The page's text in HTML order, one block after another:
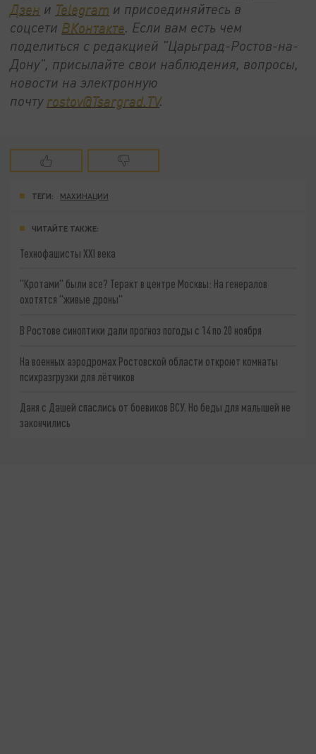
Дзен и Telegram и присоединяйтесь в
соцсети ВКонтакте. Если вам есть чем
поделиться с редакцией "Царьград-Ростов-на-
Дону", присылайте свои наблюдения, вопросы,
новости на электронную
почту rostov@Tsargrad.ТV.
ТЕГИ: МАХИНАЦИИ
ЧИТАЙТЕ ТАКЖЕ:
Технофашисты XXI века
"Кротами" были все? Теракт в центре Москвы: На генералов
охотятся "живые дроны"
В Ростове синоптики дали прогноз погоды с 14 по 20 ноября
На военных аэродромах Ростовской области откроют комнаты
психразгрузки для лётчиков
Даня с Дашей спаслись от боевиков ВСУ. Но беды для малышей не
закончились